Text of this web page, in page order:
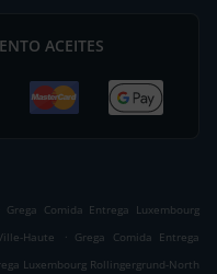
ACEITES
Grega Comida Entrega Luxembourg
Haute . Grega Comida Entrega
Luxembourg Rollingergrund-North